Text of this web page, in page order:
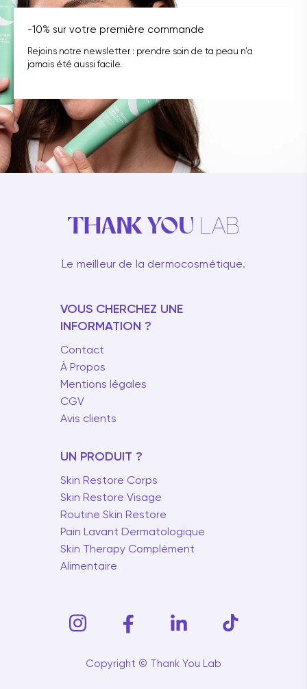
-10% sur votre première commande
Rejoins notre newsletter : prendre soin de ta peau n'a
jamais été aussi facile.
Le meilleur de la dermocosmétique.
VOUS CHERCHEZ UNE
INFORMATION ?
Contact
À Propos
Mentions légales
CGV
Avis clients
UN PRODUIT ?
Skin Restore Corps
Skin Restore Visage
Routine Skin Restore
Pain Lavant Dermatologique
Skin Therapy Complément
Alimentaire
Copyright © Thank You Lab